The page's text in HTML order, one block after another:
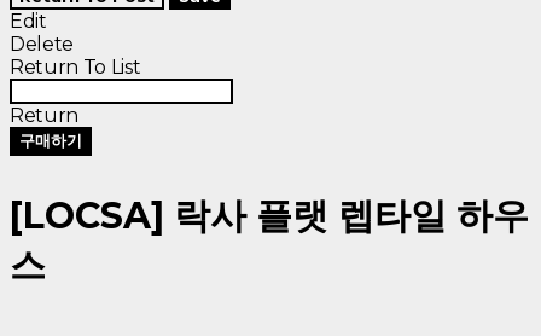
Edit
Delete
Return To List
Return
구매하기
[LOCSA] 락사 플랫 렙타일 하우
스